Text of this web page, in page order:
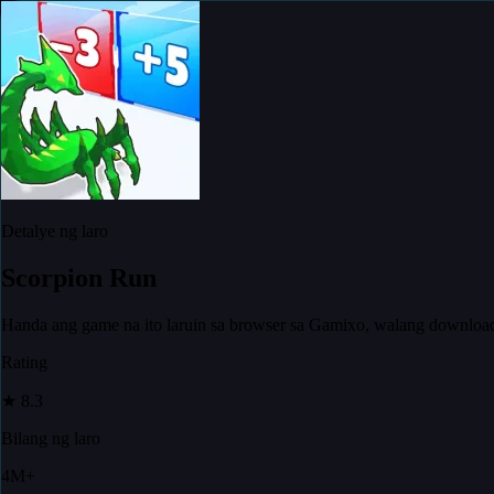
Detalye ng laro
Scorpion Run
Handa ang game na ito laruin sa browser sa Gamixo, walang
Rating
★ 8.3
Bilang ng laro
4M+